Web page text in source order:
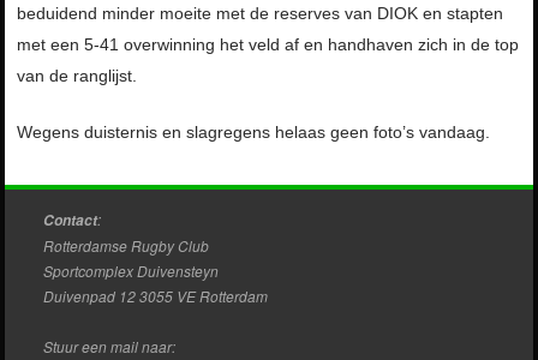
beduidend minder moeite met de reserves van DIOK en stapten
met een 5-41 overwinning het veld af en handhaven zich in de top
van de ranglijst.
Wegens duisternis en slagregens helaas geen foto’s vandaag.
Contact:
Rotterdamse Rugby Club
Sportcomplex Duivensteyn
Duivenpad 12 3055 VE Rotterdam
Stuur een mail naar: